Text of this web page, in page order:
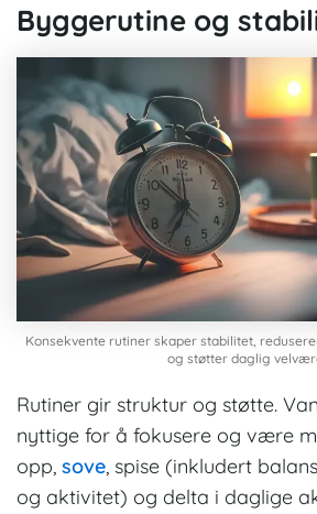
Byggerutine og
Konsekvente rutiner skaper stabilitet,
og støtter daglig
Rutiner gir struktur og støtte.
nyttige for å fokusere og være
opp, sove, spise (inkludert
og aktivitet) og delta i daglige